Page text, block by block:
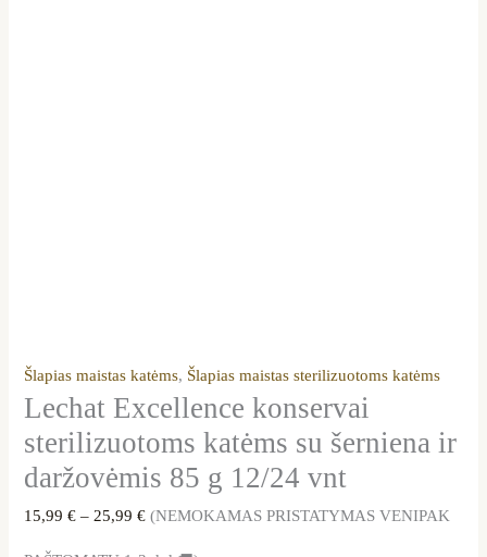
Šlapias maistas katėms, Šlapias maistas sterilizuotoms katėms
Lechat Excellence konservai
sterilizuotoms katėms su šerniena ir
daržovėmis 85 g 12/24 vnt
15,99€ – 25,99€ (NEMOKAMAS PRISTATYMAS VENIPAK